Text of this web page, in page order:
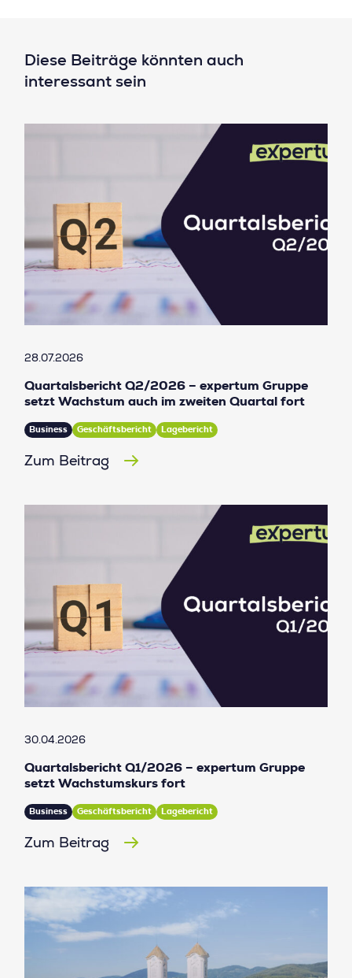
Diese Beiträge könnten auch
interessant sein
28.07.2026
Quartalsbericht Q2/2026 – expertum Gruppe
setzt Wachstum auch im zweiten Quartal fort
Business Geschäftsbericht Lagebericht
Zum Beitrag
30.04.2026
Quartalsbericht Q1/2026 – expertum Gruppe
setzt Wachstumskurs fort
Business Geschäftsbericht Lagebericht
Zum Beitrag